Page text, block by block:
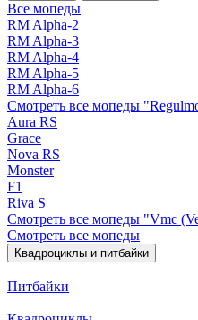
Все мопеды
RM Alpha-2
RM Alpha-3
RM Alpha-4
RM Alpha-5
RM Alpha-6
Смотреть все мопеды
Aura RS
Grace
Nova RS
Monster
F1
Riva S
Смотреть все мопеды "Vmc
Смотреть все мопеды
Квадроциклы и питбайки
Питбайки